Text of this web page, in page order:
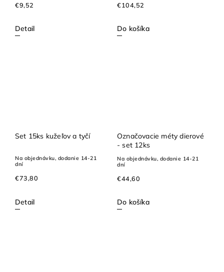
€9,52
Detail
€104,52
Do košíka
Set 15ks kužeľov a tyčí
Na objednávku, dodanie 14-21
dní
€73,80
Detail
Označovacie méty dierové
- set 12ks
Na objednávku, dodanie 14-21
dní
€44,60
Do košíka